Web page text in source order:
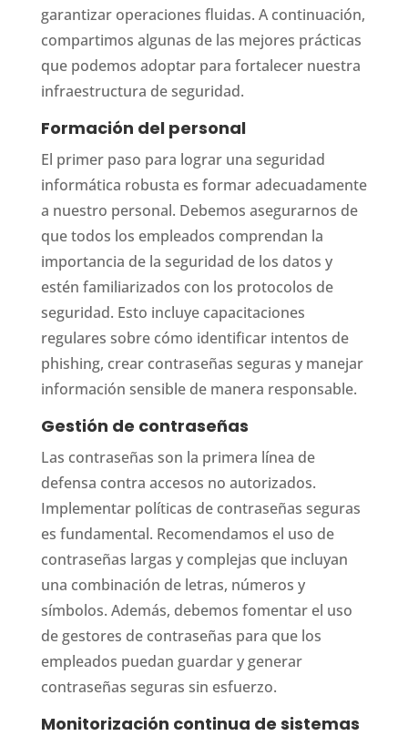
garantizar operaciones fluidas. A continuación,
compartimos algunas de las mejores prácticas
que podemos adoptar para fortalecer nuestra
infraestructura de seguridad.
Formación del personal
El primer paso para lograr una seguridad
informática robusta es formar adecuadamente
a nuestro personal. Debemos asegurarnos de
que todos los empleados comprendan la
importancia de la seguridad de los datos y
estén familiarizados con los protocolos de
seguridad. Esto incluye capacitaciones
regulares sobre cómo identificar intentos de
phishing, crear contraseñas seguras y manejar
información sensible de manera responsable.
Gestión de contraseñas
Las contraseñas son la primera línea de
defensa contra accesos no autorizados.
Implementar políticas de contraseñas seguras
es fundamental. Recomendamos el uso de
contraseñas largas y complejas que incluyan
una combinación de letras, números y
símbolos. Además, debemos fomentar el uso
de gestores de contraseñas para que los
empleados puedan guardar y generar
contraseñas seguras sin esfuerzo.
Monitorización continua de sistemas